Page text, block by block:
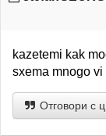
kazetemi kak
sxema mnogo
Отговори с